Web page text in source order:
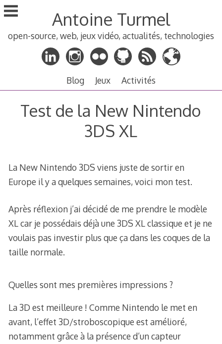
Aller
au
principal
Antoine Turmel
open-source, web, jeux vidéo, actualités, technologies
Blog Jeux Activités
Test de la New Nintendo
3DS XL
La New Nintendo 3DS viens juste de sortir en
Europe il y a quelques semaines, voici mon test.
Après réflexion j’ai décidé de me prendre le modèle
XL car je possédais déjà une 3DS XL classique et je ne
voulais pas investir plus que ça dans les coques de la
taille normale.
Quelles sont mes premières impressions ?
La 3D est meilleure ! Comme Nintendo le met en
avant, l’effet 3D/stroboscopique est amélioré,
notamment grâce à la présence d’un capteur